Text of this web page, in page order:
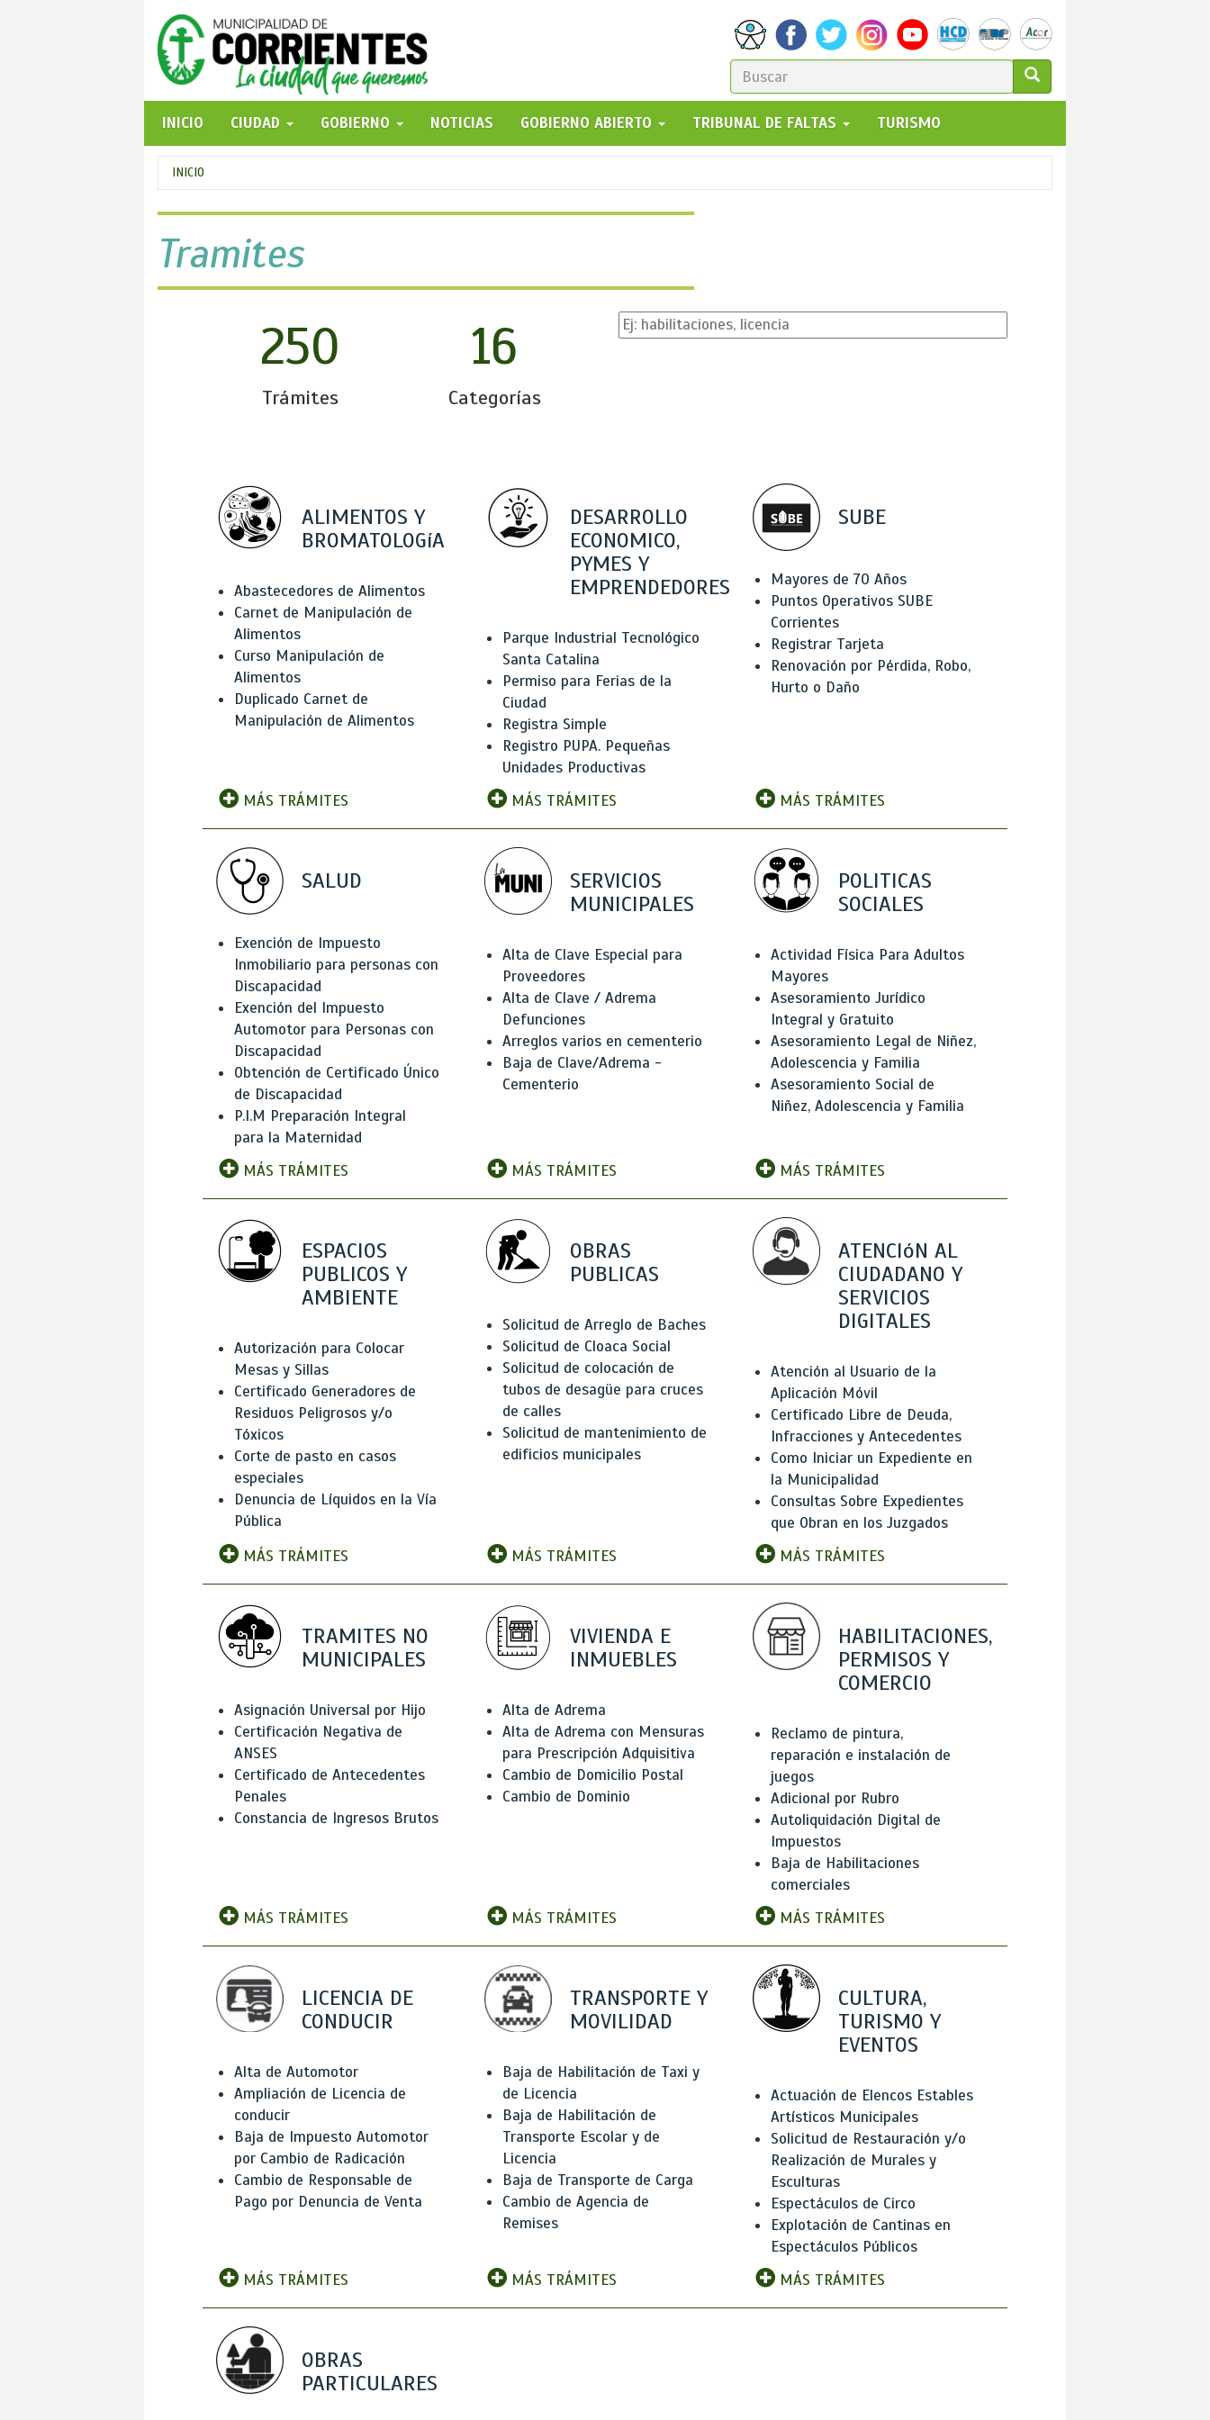
FORMULARIO
DE
BÚSQUEDA
GO!
INICIO
CIUDAD GOBIERNO NOTICIAS GOBIERNO ABIERTO TRIBUNAL DE FALTAS TURISMO
Se
encuentra
usted
aquí
INICIO
Tramites
250
Trámites
16
Categorías
ALIMENTOS Y
BROMATOLOGíA
Abastecedores de Alimentos
Carnet de Manipulación de
Alimentos
Curso Manipulación de
Alimentos
Duplicado Carnet de
Manipulación de Alimentos
MÁS TRÁMITES
DESARROLLO
ECONOMICO,
PYMES Y
EMPRENDEDORES
Parque Industrial Tecnológico
Santa Catalina
Permiso para Ferias de la
Ciudad
Registra Simple
Registro PUPA. Pequeñas
Unidades Productivas
MÁS TRÁMITES
SUBE
Mayores de 70 Años
Puntos Operativos SUBE
Corrientes
Registrar Tarjeta
Renovación por Pérdida, Robo,
Hurto o Daño
MÁS TRÁMITES
SALUD
Exención de Impuesto
Inmobiliario para personas con
Discapacidad
Exención del Impuesto
Automotor para Personas con
Discapacidad
Obtención de Certificado Único
de Discapacidad
P.I.M Preparación Integral
para la Maternidad
MÁS TRÁMITES
SERVICIOS
MUNICIPALES
Alta de Clave Especial para
Proveedores
Alta de Clave / Adrema
Defunciones
Arreglos varios en cementerio
Baja de Clave/Adrema -
Cementerio
MÁS TRÁMITES
POLITICAS
SOCIALES
Actividad Física Para Adultos
Mayores
Asesoramiento Jurídico
Integral y Gratuito
Asesoramiento Legal de Niñez,
Adolescencia y Familia
Asesoramiento Social de
Niñez, Adolescencia y Familia
MÁS TRÁMITES
ESPACIOS
PUBLICOS Y
AMBIENTE
Autorización para Colocar
Mesas y Sillas
Certificado Generadores de
Residuos Peligrosos y/o
Tóxicos
Corte de pasto en casos
especiales
Denuncia de Líquidos en la Vía
Pública
MÁS TRÁMITES
OBRAS
PUBLICAS
Solicitud de Arreglo de Baches
Solicitud de Cloaca Social
Solicitud de colocación de
tubos de desagüe para cruces
de calles
Solicitud de mantenimiento de
edificios municipales
MÁS TRÁMITES
ATENCIóN AL
CIUDADANO Y
SERVICIOS
DIGITALES
Atención al Usuario de la
Aplicación Móvil
Certificado Libre de Deuda,
Infracciones y Antecedentes
Como Iniciar un Expediente en
la Municipalidad
Consultas Sobre Expedientes
que Obran en los Juzgados
MÁS TRÁMITES
TRAMITES NO
MUNICIPALES
Asignación Universal por Hijo
Certificación Negativa de
ANSES
Certificado de Antecedentes
Penales
Constancia de Ingresos Brutos
MÁS TRÁMITES
VIVIENDA E
INMUEBLES
Alta de Adrema
Alta de Adrema con Mensuras
para Prescripción Adquisitiva
Cambio de Domicilio Postal
Cambio de Dominio
MÁS TRÁMITES
HABILITACIONES,
PERMISOS Y
COMERCIO
Reclamo de pintura,
reparación e instalación de
juegos
Adicional por Rubro
Autoliquidación Digital de
Impuestos
Baja de Habilitaciones
comerciales
MÁS TRÁMITES
LICENCIA DE
CONDUCIR
Alta de Automotor
Ampliación de Licencia de
conducir
Baja de Impuesto Automotor
por Cambio de Radicación
Cambio de Responsable de
Pago por Denuncia de Venta
MÁS TRÁMITES
TRANSPORTE Y
MOVILIDAD
Baja de Habilitación de Taxi y
de Licencia
Baja de Habilitación de
Transporte Escolar y de
Licencia
Baja de Transporte de Carga
Cambio de Agencia de
Remises
MÁS TRÁMITES
CULTURA,
TURISMO Y
EVENTOS
Actuación de Elencos Estables
Artísticos Municipales
Solicitud de Restauración y/o
Realización de Murales y
Esculturas
Espectáculos de Circo
Explotación de Cantinas en
Espectáculos Públicos
MÁS TRÁMITES
OBRAS
PARTICULARES